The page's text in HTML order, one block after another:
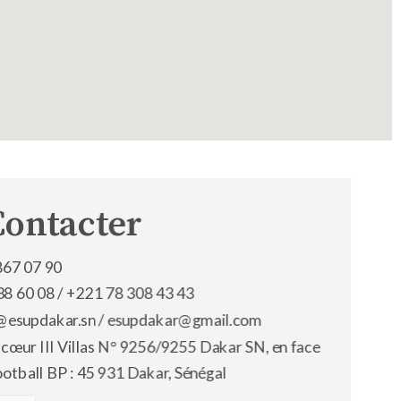
07 90
60 08 /+221 78 308 43 43
/ esupdakar@gmail.com
cœur III Villas N° 9256/9255 Dakar SN, en face
BP : 45 931 Dakar, Sénégal